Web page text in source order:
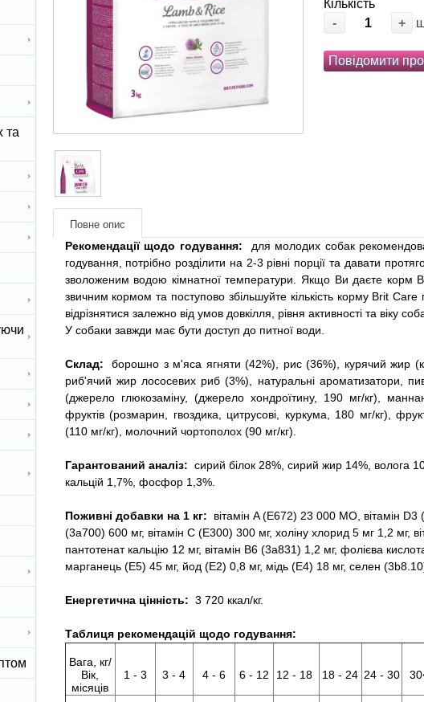
Кількість
-
+
Повідомити
Повне опис
Рекомендації щодо годування:
для молодих собак
годування, потрібно розділити на 2-3 рівні порції та давати
зволоженим водою кімнатної температури. Якщо Ви даєте корм
звичним кормом та поступово збільшуйте кількість корму Brit
відрізнятися залежно від умов довкілля, рівня активності та віку
У собаки завжди має бути доступ до питної води.
Склад: борошно з м'яса ягняти (42%), рис (36%), курячий жир
риб'ячий жир лососевих риб (3%), натуральні ароматизатори,
(джерело глюкозаміну, (джерело хондроїтину, 190 мг/кг),
фруктів (розмарин, гвоздика, цитрусові, куркума, 180 мг/кг),
(110 мг/кг), молочний чортополох (90 мг/кг).
Гарантований аналіз: сирий білок 28%, сирий жир 14%, волога
кальцій 1,7%, фосфор 1,3%.
Поживні добавки на 1 кг: вітамін A (E672) 23 000 МО, вітамін
(3a700) 600 мг, вітамін C (E300) 300 мг, холіну хлорид 5 мг 1,2 мг,
пантотенат кальцію 12 мг, вітамін В6 (3a831) 1,2 мг, фолієва
марганець (E5) 45 мг, йод (E2) 0,8 мг, мідь (E4) 18 мг, селен
Енергетична цінність: 3 720 ккал/кг.
Таблиця рекомендацій щодо годування:
Вага, кг/
Вік,
місяців
1 - 3 3 - 4 4 - 6 6 - 12 12 - 18 18 - 24 24 - 30
та